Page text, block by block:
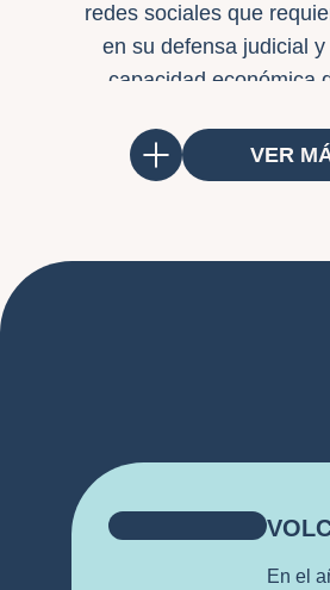
redes sociales que
en su defensa judicial
capacidad económica
causasVER
En el